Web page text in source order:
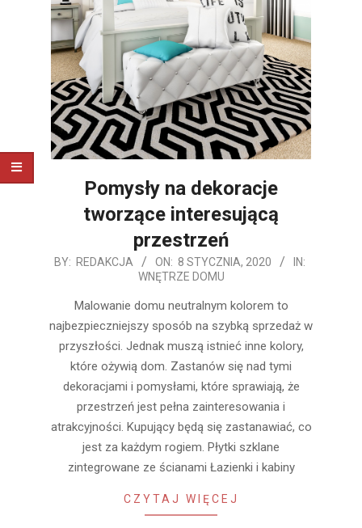
Pomysły na dekoracje
tworzące interesującą
przestrzeń
2020-
BY: REDAKCJA ON: 8 STYCZNIA, 2020
IN:
WNĘTRZE DOMU
Malowanie domu neutralnym kolorem to
najbezpieczniejszy sposób na szybką sprzedaż w
przyszłości. Jednak muszą istnieć inne kolory,
które ożywią dom. Zastanów się nad tymi
dekoracjami i pomysłami, które sprawiają, że
przestrzeń jest pełna zainteresowania i
atrakcyjności. Kupujący będą się zastanawiać, co
jest za każdym rogiem. Płytki szklane
zintegrowane ze ścianami Łazienki i kabiny
CZYTAJ WIĘCEJ